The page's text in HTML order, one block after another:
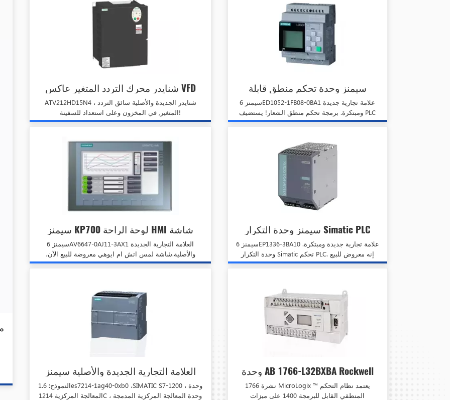
شنايدر محرك التردد المتغير عاكس VFD
ATV212HD15N4ATV212HD15N4 ، شنايدر الجديدة والأصلية سائق التردد
المتغير, في المخزون وعلى استعداد للسفينة!
سيمنز وحدة تحكم منطق قابلة
للبرمجة شعار! وحدة المضيف Plc
6ED1052-1FB08-0BA1
سيمنز 6ED1052-1FB08-0BA1 علامة تجارية جديدة
ومبتكرة. برمجة تحكم منطق الشعار! يستضيف PLC
وحدة. إنه معروض للبيع الآن بسعر خاص
سيمنز KP700 لوحة الراحة HMI شاشة
تعمل باللمس 6AV6647-0AJ11-3AX1 في
المخزون
سيمنز 6AV6647-0AJ11-3AX1 العلامة التجارية الجديدة
والأصلية.شاشة لمس اتش ام ايوهي معروضة للبيع الآن،
بسعر خاص! . |6|
سيمنز وحدة التكرار Simatic PLC
Controller 6EP1336-3BA10
سيمنز 6EP1336-3BA10 علامة تجارية جديدة ومبتكرة.
وحدة التكرار Simatic تحكم PLC. إنه معروض للبيع
الآن بسعر خاص
العلامة التجارية الجديدة والأصلية سيمنز
6es7214-1ag40-0xb0 Plc وحدة تحكم
البرمجة
1.النموذج: 6es7214-1ag40-0xb0 ،SIMATIC S7-1200 ، وحدة
المعالجة المركزية 1214C ، وحدة المعالجة المركزية المدمجة
وحدة AB 1766-L32BXBA Rockwell
PLC في الولايات المتحدة 1734-
TOP3S
نشرة 1766 MicroLogix ™ يعتمد نظام التحكم
المنطقي القابل للبرمجة 1400 على ميزات